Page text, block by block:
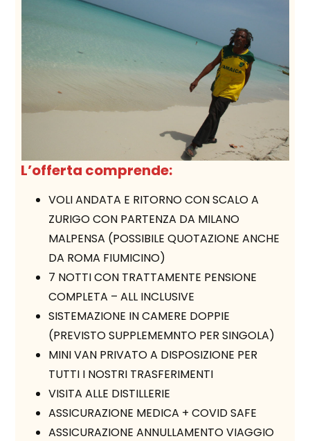
L’offerta comprende:
VOLI ANDATA E RITORNO CON SCALO A
ZURIGO CON PARTENZA DA MILANO
MALPENSA (POSSIBILE QUOTAZIONE ANCHE
DA ROMA FIUMICINO)
7 NOTTI CON TRATTAMENTE PENSIONE
COMPLETA – ALL INCLUSIVE
SISTEMAZIONE IN CAMERE DOPPIE
(PREVISTO SUPPLEMEMNTO PER SINGOLA)
MINI VAN PRIVATO A DISPOSIZIONE PER
TUTTI I NOSTRI TRASFERIMENTI
VISITA ALLE DISTILLERIE
ASSICURAZIONE MEDICA + COVID SAFE
ASSICURAZIONE ANNULLAMENTO VIAGGIO